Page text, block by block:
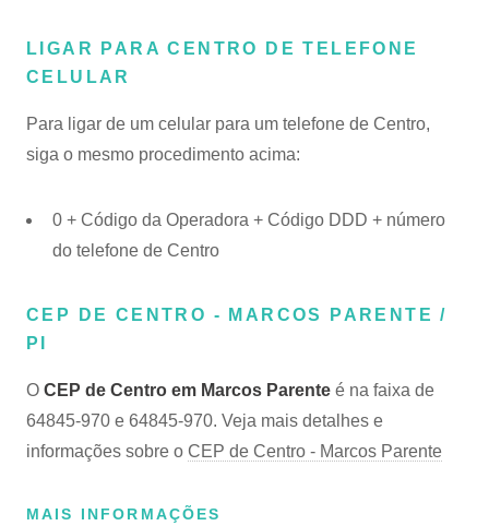
LIGAR PARA CENTRO DE TELEFONE
CELULAR
Para ligar de um celular para um telefone de Centro,
siga o mesmo procedimento acima:
0 + Código da Operadora + Código DDD + número
do telefone de Centro
CEP DE CENTRO - MARCOS PARENTE /
PI
O CEP de Centro em Marcos Parente é na faixa de
64845-970 e 64845-970. Veja mais detalhes e
informações sobre o CEP de Centro - Marcos Parente
MAIS INFORMAÇÕES